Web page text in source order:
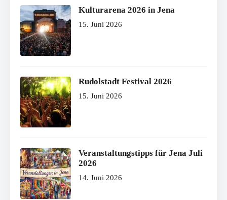
Kulturarena 2026 in Jena
15. Juni 2026
Rudolstadt Festival 2026
15. Juni 2026
Veranstaltungstipps für Jena Juli
2026
14. Juni 2026